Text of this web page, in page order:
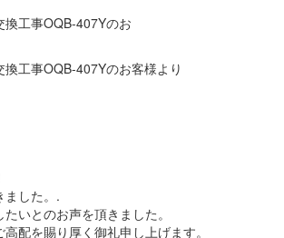
工事OQB-407Yのお
工事OQB-407Yのお客様より
ました。.
いとのお声を頂きました。
配を賜り厚く御礼申し上げます。